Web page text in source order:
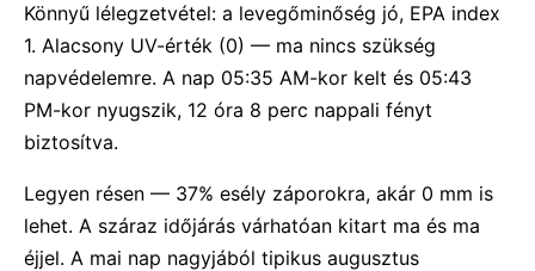
Könnyű lélegzetvétel: a levegőminőség jó, EPA index
1. Alacsony UV-érték (0) — ma nincs szükség
napvédelemre. A nap 05:35 AM-kor kelt és 05:43
PM-kor nyugszik, 12 óra 8 perc nappali fényt
biztosítva.
Legyen résen — 37% esély záporokra, akár 0 mm is
lehet. A száraz időjárás várhatóan kitart ma és ma
éjjel. A mai nap nagyjából tipikus augusztus